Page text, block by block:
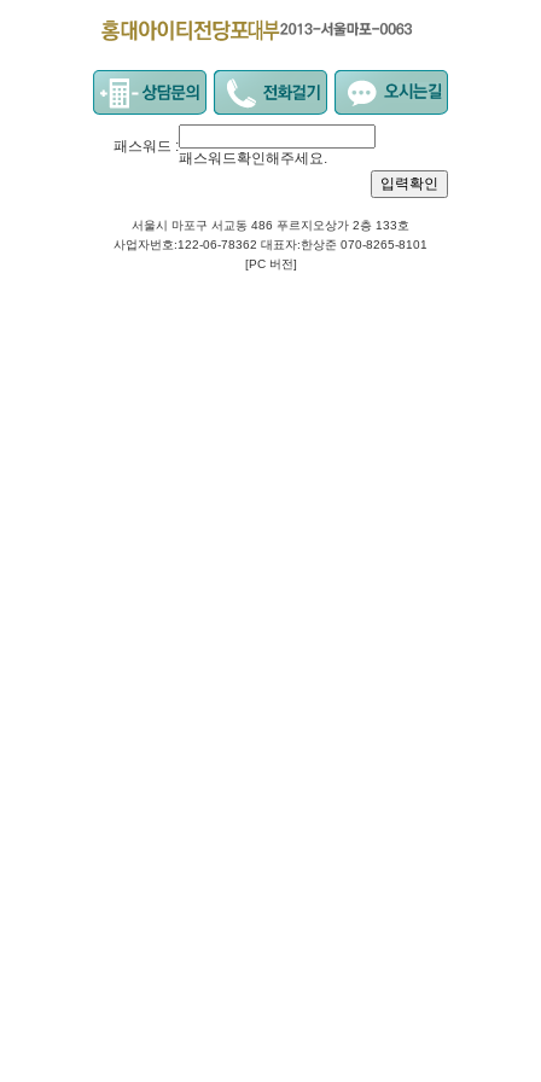
패스워드 :
패스워드확인해주세요.
서울시 마포구 서교동 486 푸르지오상가 2층 133호
사업자번호:122-06-78362 대표자:한상준 070-8265-8101
[PC 버전]